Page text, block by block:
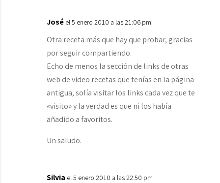
José el 5 enero 2010 a las 21:06 pm
Otra receta más que hay que probar, gracias
por seguir compartiendo.
Echo de menos la sección de links de otras
web de video recetas que tenías en la página
antigua, solía visitar los links cada vez que te
«visito» y la verdad es que ni los había
añadido a favoritos.
Un saludo.
Silvia el 5 enero 2010 a las 22:50 pm